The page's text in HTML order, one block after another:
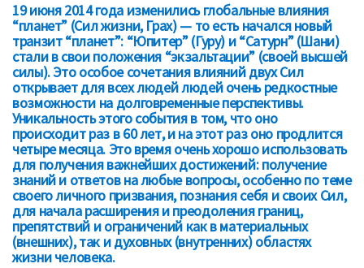
19 июня 2014 года изменились глобальные влияния
“планет” (Сил жизни, Грах) — то есть начался новый
транзит “планет”: “Юпитер” (Гуру) и “Сатурн” (Шани)
стали в свои положения “экзальтации” (своей высшей
силы). Это особое сочетания влияний двух Сил
открывает для всех людей людей очень редкостные
возможности на долговременные перспективы.
Уникальность этого события в том, что оно
происходит раз в 60 лет, и на этот раз оно продлится
четыре месяца. Это время очень хорошо использовать
для получения важнейших достижений: получение
знаний и ответов на любые вопросы, особенно по теме
своего личного призвания, познания себя и своих Сил,
для начала расширения и преодоления границ,
препятствий и ограничений как в материальных
(внешних), так и духовных (внутренних) областях
жизни человека.